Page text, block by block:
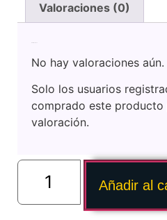
Valoraciones (0)
No hay valoraciones aún.
Solo los usuarios
comprado este producto
valoración.
Añadir al